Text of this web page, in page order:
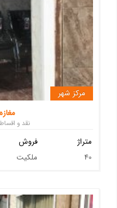
مرکز شهر
نقد و
فروش
ملکیت
متراژ
40